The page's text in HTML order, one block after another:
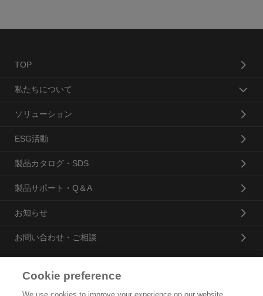
TOP
私たちについて
ソリューション
ESG活動
製品カタログ・SDS
製品サポート・Q＆A
お知らせ
お問い合わせ・ご相談
Cookie preference